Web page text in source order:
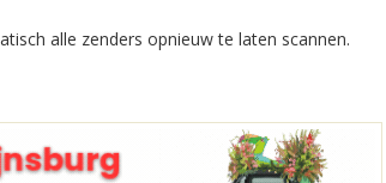
alle zenders opnieuw te laten scannen.